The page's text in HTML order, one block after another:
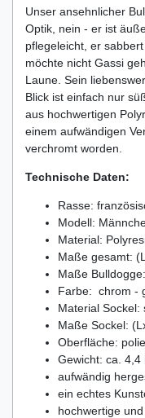
Unser ansehnlicher
Optik, nein - er ist
pflegeleicht, er
möchte nicht Gassi
Laune. Sein
Blick ist einfach nur
aus hochwertigen
einem aufwändigen
verchromt worden.
Technische Daten:
Rasse:
Modell:
Material:
Maße gesamt:
Maße
Farbe: chrom -
Material Sockel:
Maße Sockel:
Oberfläche:
Gewicht: ca. 4,4
aufwändig
ein echtes
hochwertige